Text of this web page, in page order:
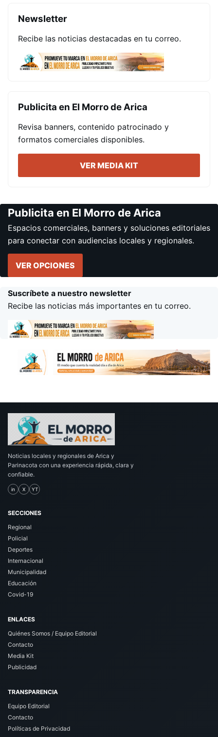
Newsletter
Recibe las noticias destacadas en tu correo.
Publicita en El Morro de Arica
Revisa banners, contenido patrocinado y
formatos comerciales disponibles.
VER MEDIA KIT
Publicita en El Morro de Arica
Espacios comerciales, banners y soluciones editoriales
para conectar con audiencias locales y regionales.
VER OPCIONES
Suscríbete a nuestro newsletter
Recibe las noticias más importantes en tu correo.
Noticias locales y regionales de Arica y
Parinacota con una experiencia rápida, clara y
confiable.
in X YT
SECCIONES
Regional
Policial
Deportes
Internacional
Municipalidad
Educación
Covid-19
ENLACES
Quiénes Somos / Equipo Editorial
Contacto
Media Kit
Publicidad
TRANSPARENCIA
Equipo Editorial
Contacto
Políticas de Privacidad